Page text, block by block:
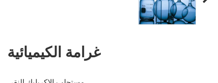
غرامة الكيميائية